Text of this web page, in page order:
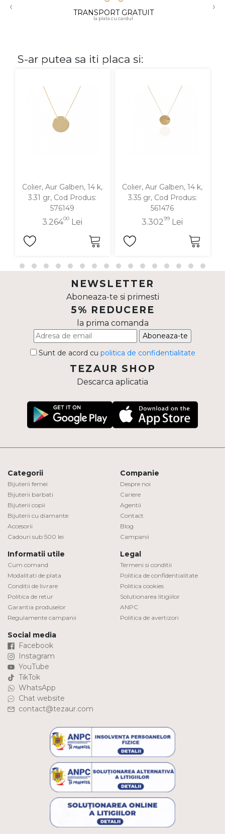
18K
Cu pietre
‹ TRANSPORT GRATUIT
la plata cu cardul
›
S-ar putea sa iti placa si:
Colier, Aur Galben, 14 k,
3.31 gr, Cod Produs:
576149
3.26400 Lei
Colier, Aur Galben, 14 k,
3.35 gr, Cod Produs:
561476
3.30299 Lei
NEWSLETTER
Aboneaza-te si primesti
5% REDUCERE
la prima comanda
Aboneaza-te
Sunt de acord cu politica de confidentialitate
TEZAUR SHOP
Descarca aplicatia
Categorii
Bijuterii femei
Bijuterii barbati
Bijuterii copii
Bijuterii cu diamante
Accesorii
Cadouri sub 500 lei
Companie
Despre noi
Cariere
Agentii
Contact
Blog
Campanii
Informatii utile
Cum comand
Modalitati de plata
Conditii de livrare
Politica de retur
Garantia produselor
Regulamente campanii
Legal
Termeni si conditii
Politica de confidentialitate
Politica cookies
Solutionarea litigiilor
ANPC
Politica de avertizori
Social media
Facebook
Instagram
YouTube
TikTok
WhatsApp
Chat website
contact@tezaur.com